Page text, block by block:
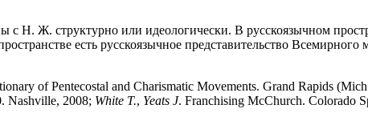
Н. Ж. структурно или идеологически. В русскоязычном
есть русскоязычное представительство Всемирного
of Pentecostal and Charismatic Movements. Grand Rapids
Nashville, 2008; White T., Yeats J. Franchising McChurch. Colorado